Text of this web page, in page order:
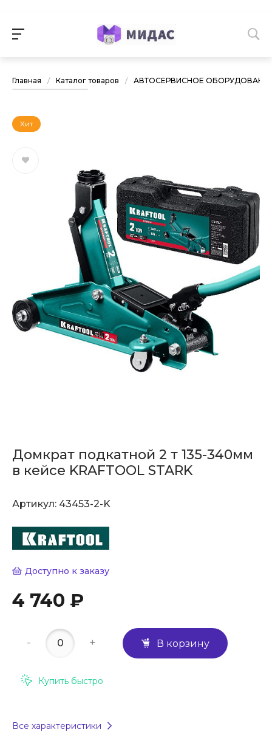
Главная / Каталог товаров / АВТОСЕРВИСНОЕ
Хит
Домкрат подкатной 2 т 135-340мм
в кейсе KRAFTOOL STARK
Артикул: 43453-2-K
Доступно к заказу
4 740 ₽
- + В корзину
Купить быстро
Все характеристики